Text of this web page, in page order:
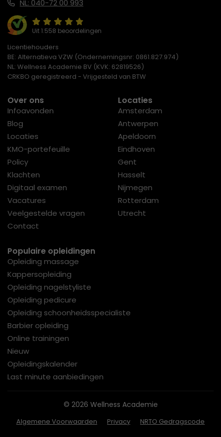
NL: 040-72 00 993
Uit 1.558 beoordelingen
Licentiehouders
BE: Alternatieva VZW (Ondernemingsnr: 0861.827.974)
NL: Wellness Academie BV (KVK: 62819526)
CRKBO geregistreerd - Vrijgesteld van BTW
Over ons
Infoavonden
Blog
Locaties
KMO-portefeuille
Policy
Klachten
Digitaal examen
Vacatures
Veelgestelde vragen
Contact
Locaties
Amsterdam
Antwerpen
Apeldoorn
Eindhoven
Gent
Hasselt
Nijmegen
Rotterdam
Utrecht
Populaire opleidingen
Opleiding massage
Kappersopleiding
Opleiding nagelstyliste
Opleiding pedicure
Opleiding schoonheidsspecialiste
Barbier opleiding
Online trainingen
Nieuw
Opleidingskalender
Last minute aanbiedingen
© 2026 Wellness Academie
Algemene Voorwaarden Privacy NRTO Gedragscode